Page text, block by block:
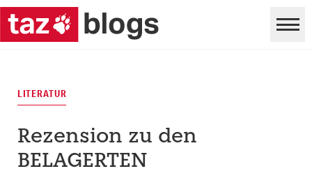
LITERATUR
Rezension zu den
BELAGERTEN